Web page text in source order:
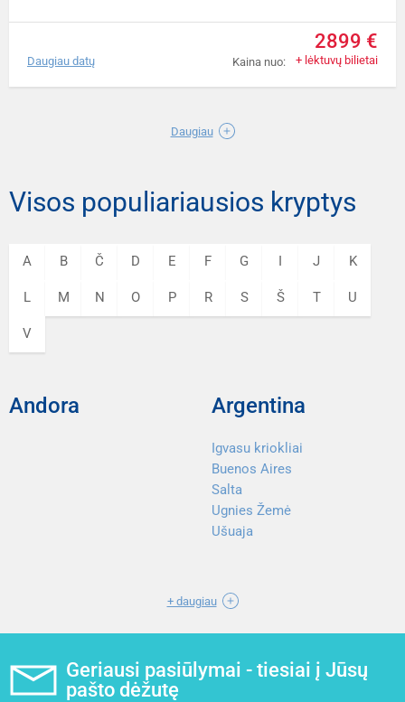
Kaina nuo:
2899 €
+ lėktuvų bilietai
Daugiau datų
Daugiau
Visos populiariausios kryptys
A B Č D E F G I J K
L M N O P R S Š T U
V
Andora Argentina
Igvasu kriokliai
Buenos Aires
Salta
Ugnies Žemė
Ušuaja
+ daugiau
Geriausi pasiūlymai - tiesiai į Jūsų
pašto dėžutę